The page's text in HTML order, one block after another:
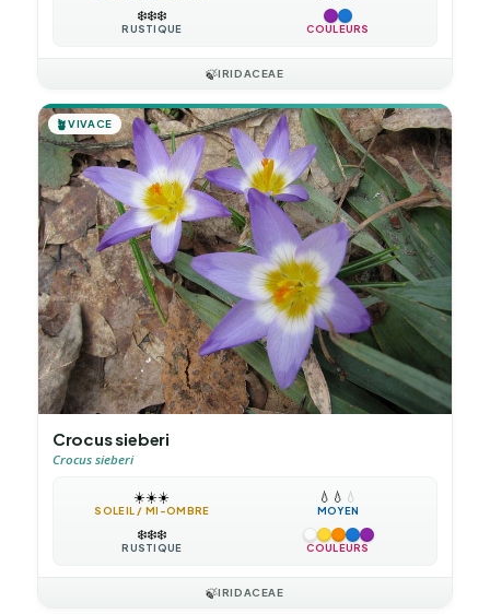
❄️❄️❄️
RUSTIQUE COULEURS
🍃IRIDACEAE
🪴VIVACE
Crocus sieberi
Crocus sieberi
☀️☀️☀️
SOLEIL / MI-OMBRE
💧 💧 💧
MOYEN
❄️❄️❄️
RUSTIQUE COULEURS
🍃IRIDACEAE